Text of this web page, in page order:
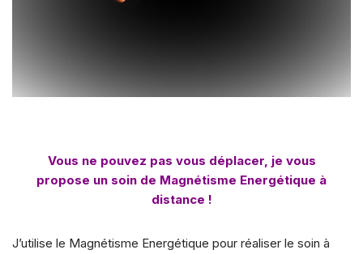
Vous ne pouvez pas vous déplacer, je vous
propose un soin de Magnétisme Energétique à
distance !
J’utilise le Magnétisme Energétique pour réaliser le soin à